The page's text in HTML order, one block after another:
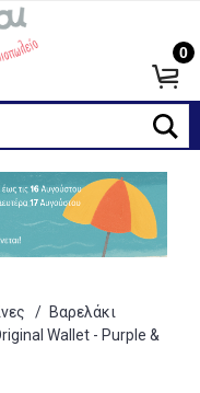
0
/ Βαρελάκι
Wallet - Purple &